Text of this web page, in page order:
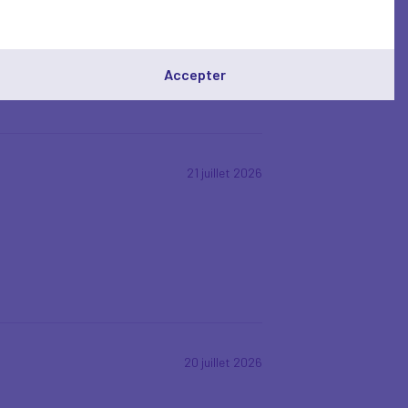
21 juillet 2026
20 juillet 2026
Accepter